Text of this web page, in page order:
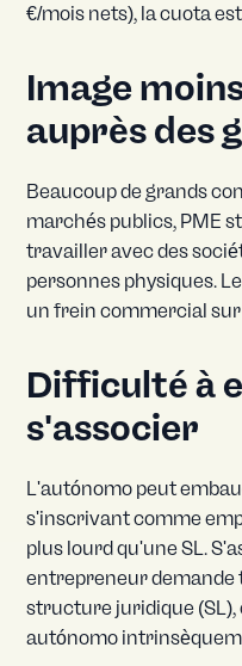
€/mois nets), la cuota
Image
auprès des
Beaucoup de grands
marchés publics, PME
travailler avec des
personnes physiques.
un frein commercial
Difficulté à
s'associer
L'autónomo peut
s'inscrivant comme
plus lourd qu'une SL.
entrepreneur demande
structure juridique (SL),
autónomo